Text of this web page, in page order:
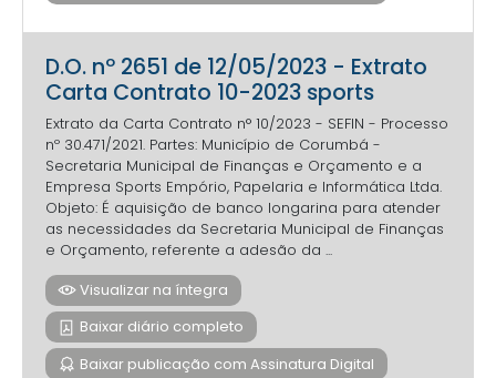
D.O. nº 2651 de 12/05/2023 - Extrato
Carta Contrato 10-2023 sports
Extrato da Carta Contrato n° 10/2023 - SEFIN - Processo
nº 30.471/2021. Partes: Município de Corumbá -
Secretaria Municipal de Finanças e Orçamento e a
Empresa Sports Empório, Papelaria e Informática Ltda.
Objeto: É aquisição de banco longarina para atender
as necessidades da Secretaria Municipal de Finanças
e Orçamento, referente a adesão da ...
Visualizar na íntegra
Baixar diário completo
Baixar publicação com Assinatura Digital